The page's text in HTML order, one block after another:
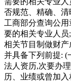
否规范、精确、
工商部分查询公
要的相关专业人
相关节目制做财产
并具备下列前提: (
法人资历,次要办
历、业绩或曾加